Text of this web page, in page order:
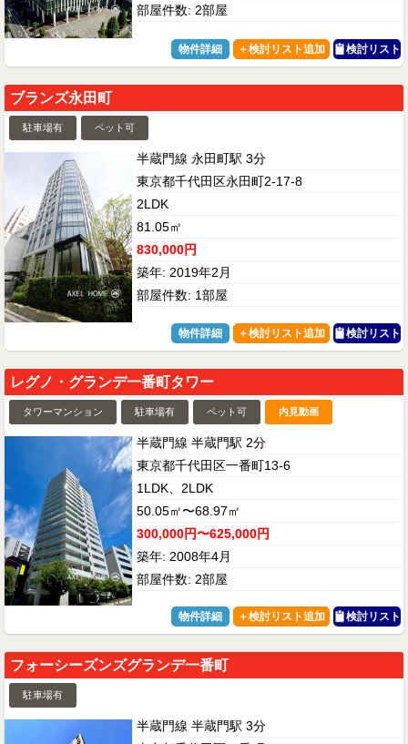
部屋件数: 2部屋
物件詳細 検討リスト
ブランズ永田町
駐車場有 ペット可
半蔵門線 永田町駅 3分
東京都千代田区永田町2-17-8
2LDK
81.05㎡
830,000円
築年: 2019年2月
部屋件数: 1部屋
物件詳細 検討リスト
レグノ・グランデ一番町タワー
タワーマンション 駐車場有 ペット可 内見動画
半蔵門線 半蔵門駅 2分
東京都千代田区一番町13-6
1LDK、2LDK
50.05㎡〜68.97㎡
300,000円〜625,000円
築年: 2008年4月
部屋件数: 2部屋
物件詳細 検討リスト
フォーシーズンズグランデ一番町
駐車場有
半蔵門線 半蔵門駅 3分